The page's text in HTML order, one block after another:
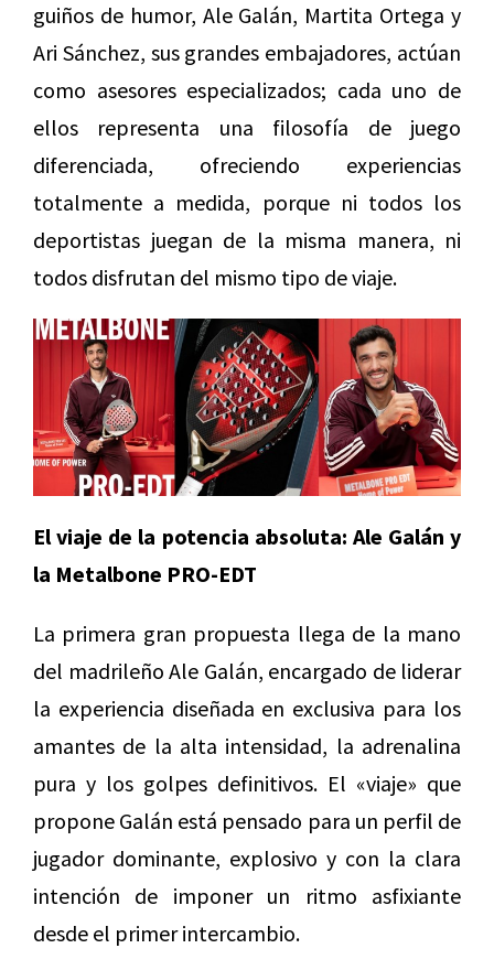
guiños de humor, Ale Galán, Martita Ortega y
Ari Sánchez, sus grandes embajadores, actúan
como asesores especializados; cada uno de
ellos representa una filosofía de juego
diferenciada, ofreciendo experiencias
totalmente a medida, porque ni todos los
deportistas juegan de la misma manera, ni
todos disfrutan del mismo tipo de viaje.
El viaje de la potencia absoluta: Ale Galán y
la Metalbone PRO-EDT
La primera gran propuesta llega de la mano
del madrileño Ale Galán, encargado de liderar
la experiencia diseñada en exclusiva para los
amantes de la alta intensidad, la adrenalina
pura y los golpes definitivos. El «viaje» que
propone Galán está pensado para un perfil de
jugador dominante, explosivo y con la clara
intención de imponer un ritmo asfixiante
desde el primer intercambio.